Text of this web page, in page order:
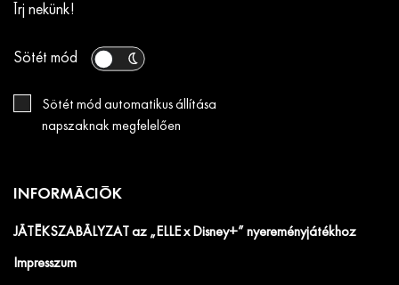
Írj nekünk!
Sötét mód
Sötét mód automatikus állítása
napszaknak megfelelően
INFORMÁCIÓK
JÁTÉKSZABÁLYZAT az „ELLE x Disney+” nyereményjátékhoz
Impresszum